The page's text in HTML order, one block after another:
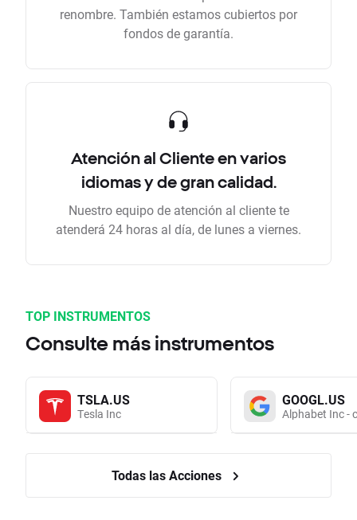
renombre. También estamos cubiertos por
fondos de garantía.
Atención al Cliente en varios
idiomas y de gran calidad.
Nuestro equipo de atención al cliente te
atenderá 24 horas al día, de lunes a viernes.
TOP INSTRUMENTOS
Consulte más instrumentos
TSLA.US
Tesla Inc
GOOGL.US
Alphabet Inc -
Todas las Acciones